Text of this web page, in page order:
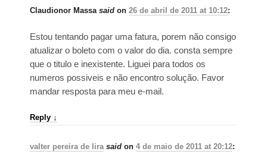
Claudionor Massa said on 26 de abril de 2011 at 10:12:
Estou tentando pagar uma fatura, porem não consigo
atualizar o boleto com o valor do dia. consta sempre
que o titulo e inexistente. Liguei para todos os
numeros possiveis e não encontro solução. Favor
mandar resposta para meu e-mail.
Reply ↓
valter pereira de lira said on 4 de maio de 2011 at 20:12: